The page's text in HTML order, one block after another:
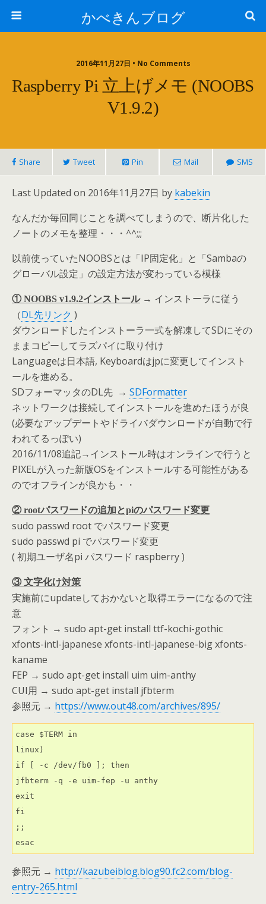
かべきんブログ
2016年11月27日 • No Comments
Raspberry Pi 立上げメモ (NOOBS
V1.9.2)
Share Tweet Pin Mail SMS
Last Updated on 2016年11月27日 by kabekin
なんだか毎回同じことを調べてしまうので、断片化した
ノートのメモを整理・・・^^;;;
以前使っていたNOOBSとは「IP固定化」と「Sambaの
グローバル設定」の設定方法が変わっている模様
① NOOBS v1.9.2インストール→ インストーラに従う
（DL先リンク )
ダウンロードしたインストーラ一式を解凍してSDにその
ままコピーしてラズパイに取り付け
Languageは日本語, Keyboardはjpに変更してインスト
ールを進める。
SDフォーマッタのDL先 → SDFormatter
ネットワークは接続してインストールを進めたほうが良
(必要なアップデートやドライバダウンロードが自動で行
われてるっぽい)
2016/11/08追記→インストール時はオンラインで行うと
PIXELが入った新版OSをインストールする可能性がある
のでオフラインが良かも・・
② rootパスワードの追加とpiのパスワード変更
sudo passwd root でパスワード変更
sudo passwd pi でパスワード変更
( 初期ユーザ名pi パスワード raspberry )
③ 文字化け対策
実施前にupdateしておかないと取得エラーになるので注
意
フォント → sudo apt-get install ttf-kochi-gothic
xfonts-intl-japanese xfonts-intl-japanese-big xfonts-
kaname
FEP → sudo apt-get install uim uim-anthy
CUI用 → sudo apt-get install jfbterm
参照元 → https://www.out48.com/archives/895/
case $TERM in
linux)
if [ -c /dev/fb0 ]; then
jfbterm -q -e uim-fep -u anthy
exit
fi
;;
esac
参照元 → http://kazubeiblog.blog90.fc2.com/blog-
entry-265.html